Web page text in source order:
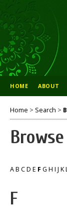
HOME ABOUT
Home > Search >
AB CD E F G H I J K
F